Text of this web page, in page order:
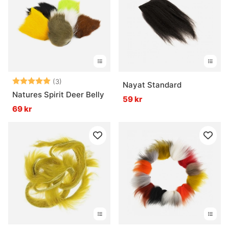
Betyg: (3)
5.0 utav 5 stjärnor
Natures Spirit Deer Belly
69 kr
Nayat Standard
59 kr